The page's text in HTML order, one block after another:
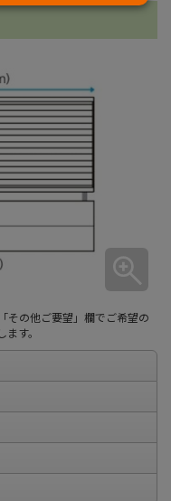
その他ご要望」欄でご希望の
す。